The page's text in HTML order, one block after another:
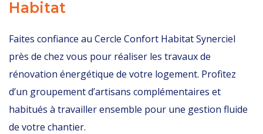
Habitat
Faites confiance au Cercle Confort Habitat Synerciel
près de chez vous pour réaliser les travaux de
rénovation énergétique de votre logement. Profitez
d’un groupement d’artisans complémentaires et
habitués à travailler ensemble pour une gestion fluide
de votre chantier.